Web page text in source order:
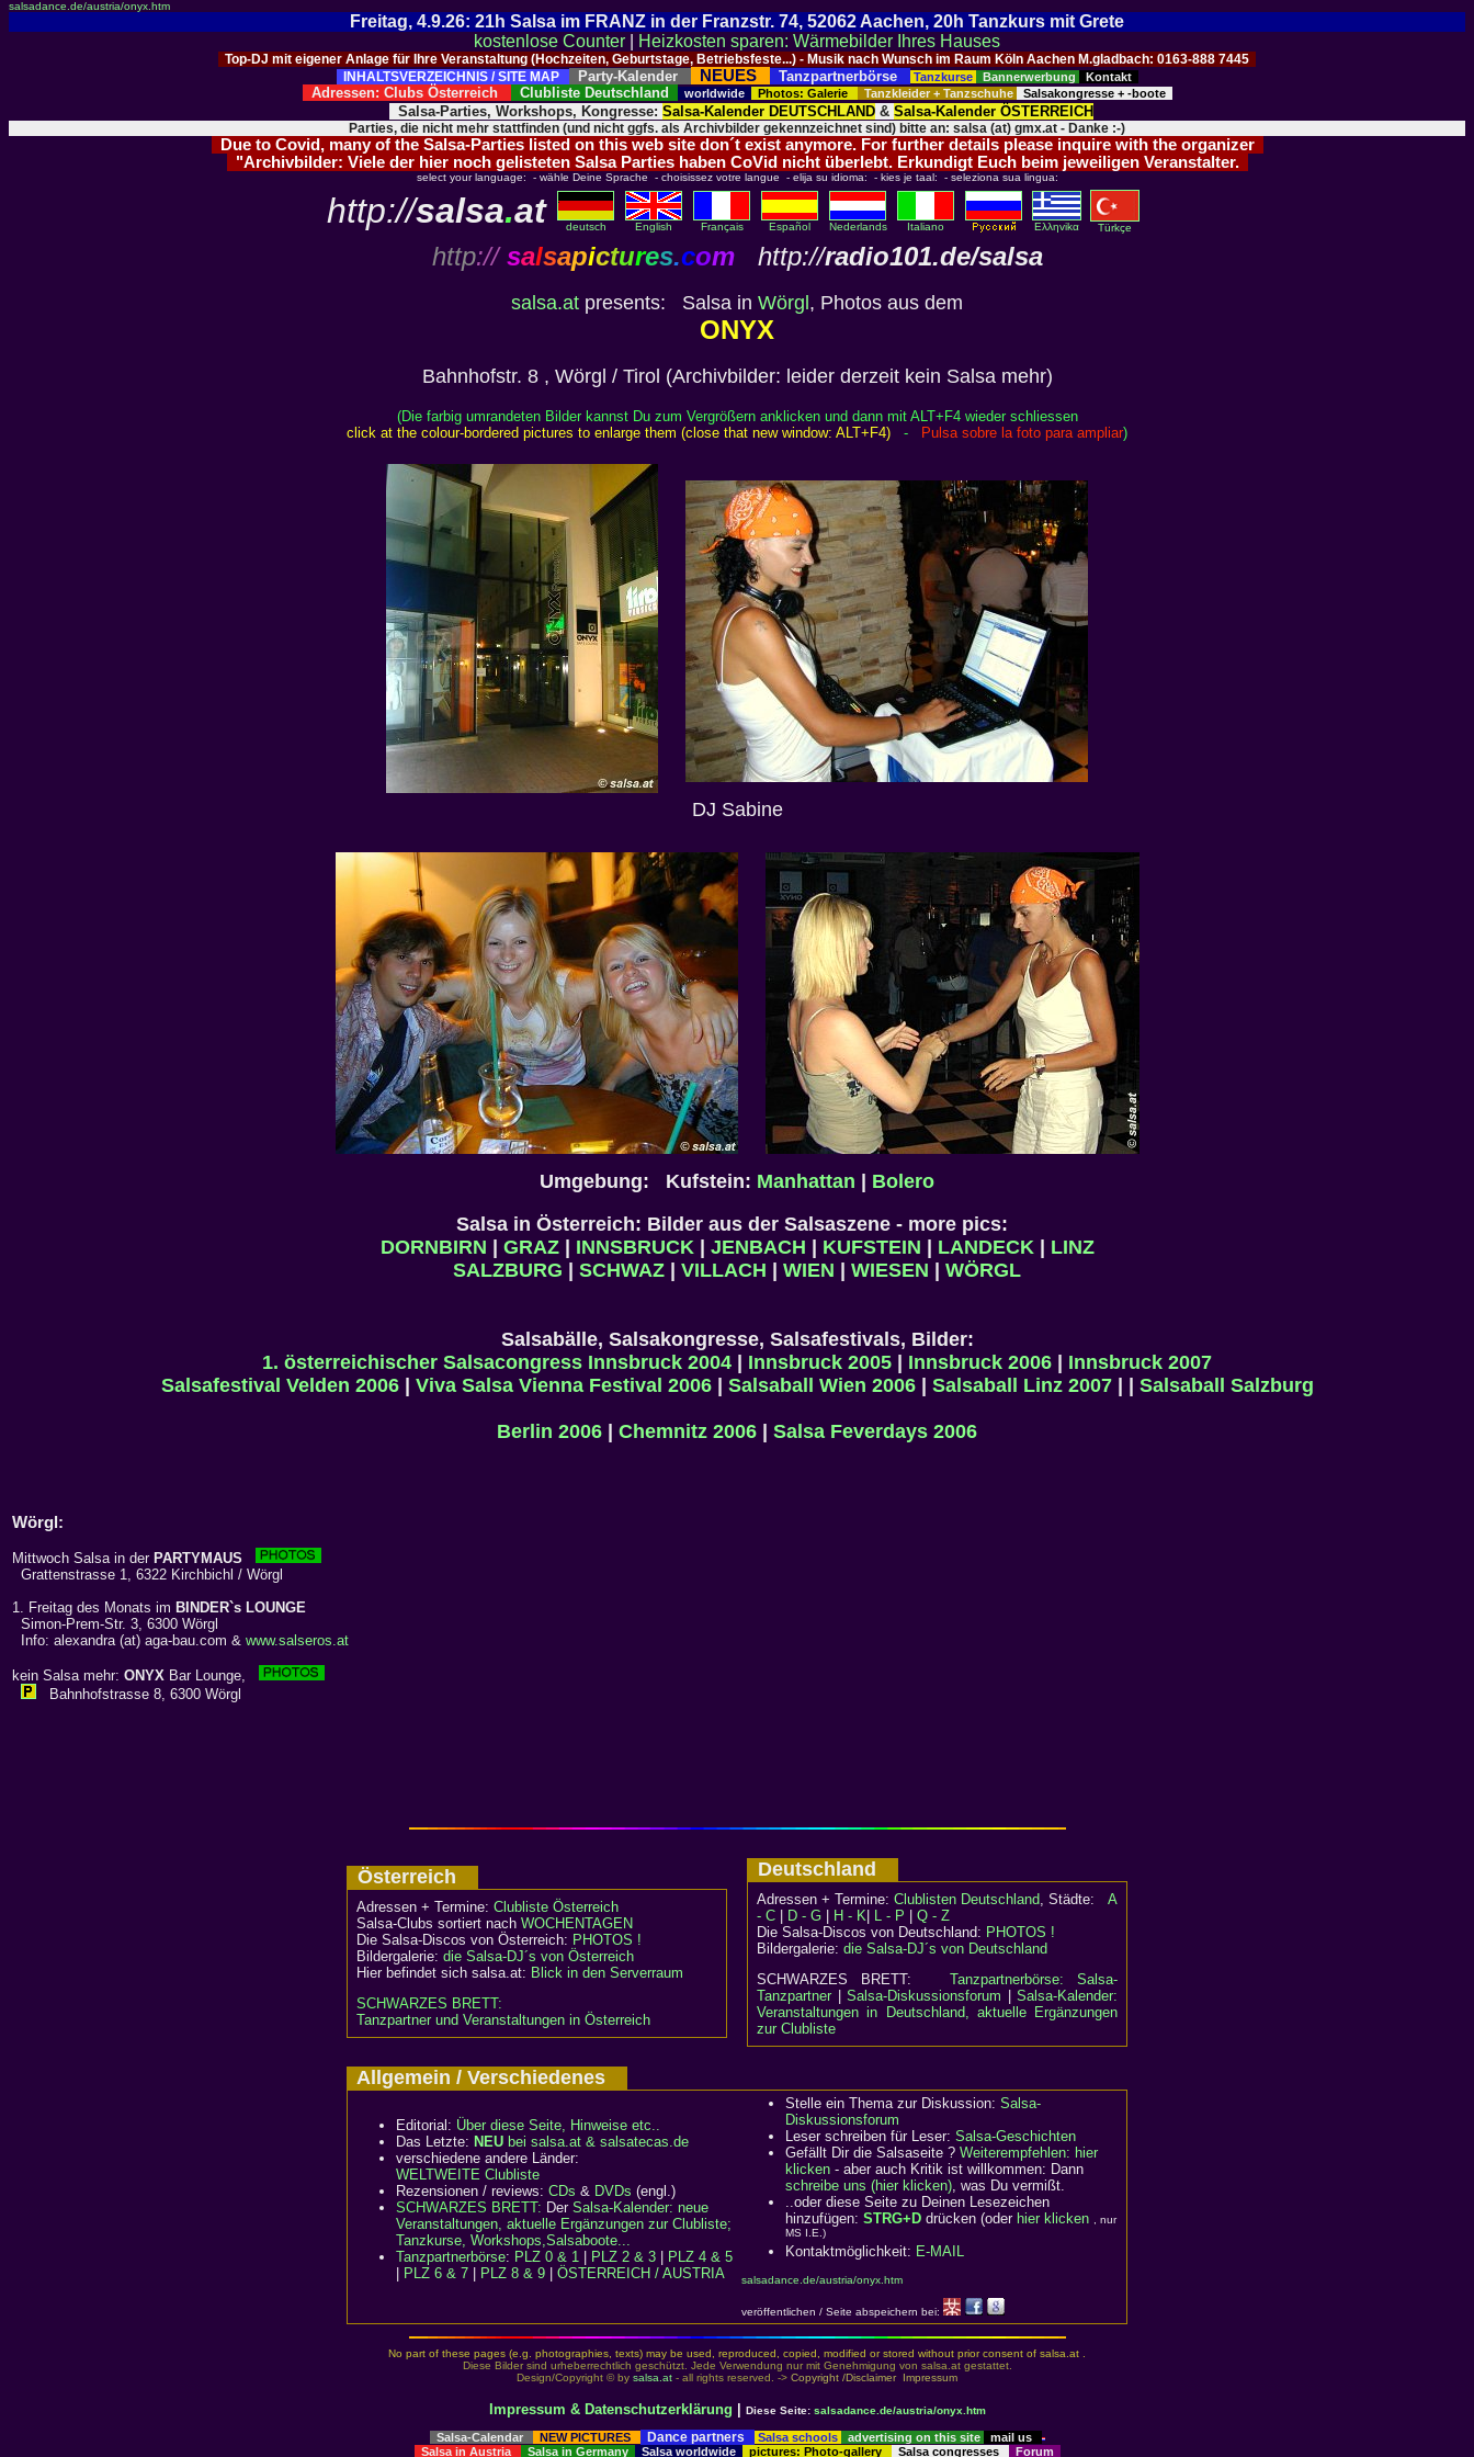
salsadance.de/austria/onyx.htm
Freitag, 4.9.26: 21h Salsa im FRANZ in der Franzstr. 74, 52062 Aachen, 20h Tanzkurs mit Grete
kostenlose Counter
Heizkosten sparen: Wärmebilder Ihres Hauses
Top-DJ mit eigener Anlage für Ihre Veranstaltung (Hochzeiten, Geburtstage, Betriebsfeste...) - Musik nach Wunsch im Raum Köln Aachen M.gladbach: 0163-888 7445
INHALTSVERZEICHNIS / SITE MAP
Party-Kalender NEUES Tanzpartnerbörse Tanzkurse Bannerwerbung Kontakt
Adressen: Clubs Österreich Clubliste Deutschland worldwide Photos: Galerie Tanzkleider + Tanzschuhe Salsakongresse + -boote
Salsa-Parties, Workshops, Kongresse: Salsa-Kalender DEUTSCHLAND & Salsa-Kalender ÖSTERREICH
Parties, die nicht mehr stattfinden (und nicht ggfs. als Archivbilder gekennzeichnet sind) bitte an: salsa (at) gmx.at - Danke :-)
Due to Covid, many of the Salsa-Parties listed on this web site don´t exist anymore. For further details please inquire with the organizer
"Archivbilder: Viele der hier noch gelisteten Salsa Parties haben CoVid nicht überlebt. Erkundigt Euch beim jeweiligen Veranstalter.
select your language: - wähle Deine Sprache - choisissez votre langue - elija su idioma: - kies je taal: - seleziona sua lingua:
http://salsa.at deutsch English Français Español Nederlands Italiano Eλληvikα Türkçe
http:// salsapictures.com http://radio101.de/salsa
salsa.at presents: Salsa in Wörgl , Photos aus dem
ONYX
Bahnhofstr. 8 , Wörgl / Tirol (Archivbilder: leider derzeit kein Salsa mehr)
(Die farbig umrandeten Bilder kannst Du zum Vergrößern anklicken und dann mit ALT+F4 wieder schliessen
click at the colour-bordered pictures to enlarge them (close that new window: ALT+F4)
- Pulsa sobre la foto para ampliar)
DJ Sabine
Umgebung: Kufstein: Manhattan
Bolero
Salsa in Österreich: Bilder aus der Salsaszene - more pics:
DORNBIRN
GRAZ| INNSBRUCK| JENBACH KUFSTEIN LANDECK| LINZ
SALZBURG
SCHWAZ VILLACH WIEN WIESEN WÖRGL
Salsabälle, Salsakongresse, Salsafestivals, Bilder:
1. österreichischer Salsacongress Innsbruck 2004
Innsbruck 2005 Innsbruck 2006
Innsbruck 2007
Salsafestival Velden 2006| Viva Salsa Vienna Festival 2006| Salsaball Wien 2006| Salsaball Linz 2007| | Salsaball Salzburg
Berlin 2006 Chemnitz 2006 Salsa Feverdays 2006
Wörgl:
Mittwoch Salsa in der PARTYMAUS
Grattenstrasse 1, 6322 Kirchbichl / Wörgl
1. Freitag des Monats im BINDER`s LOUNGE
Simon-Prem-Str. 3, 6300 Wörgl
Info: alexandra (at) aga-bau.com & www.salseros.at
kein Salsa mehr: ONYX Bar Lounge,
Bahnhofstrasse 8, 6300 Wörgl
Österreich
Adressen + Termine: Clubliste Österreich
Salsa-Clubs sortiert nach WOCHENTAGEN
Die Salsa-Discos von Österreich: PHOTOS !
Bildergalerie: die Salsa-DJ´s von Österreich
Hier befindet sich salsa.at: Blick in den Serverraum
SCHWARZES BRETT:
Tanzpartner und Veranstaltungen in Österreich
Deutschland
Adressen + Termine: Clublisten Deutschland, Städte: A
- C
D - G H - K L - P
Q - Z
Die Salsa-Discos von Deutschland: PHOTOS !
Bildergalerie: die Salsa-DJ´s von Deutschland
SCHWARZES BRETT:Tanzpartnerbörse: Salsa-
Tanzpartner| Salsa-Diskussionsforum
Salsa-Kalender:
Veranstaltungen in Deutschland, aktuelle Ergänzungen
zur Clubliste
Allgemein / Verschiedenes
Editorial: Über diese Seite, Hinweise etc..
Das Letzte: NEU bei salsa.at & salsatecas.de
verschiedene andere Länder:
WELTWEITE Clubliste
Rezensionen / reviews: CDs & DVDs (engl.)
SCHWARZES BRETT: Der Salsa-Kalender: neue
Veranstaltungen, aktuelle Ergänzungen zur Clubliste;
Tanzkurse, Workshops,Salsaboote...
Tanzpartnerbörse: PLZ 0 & 1 PLZ 2 & 3
PLZ 4 & 5
PLZ 6 & 7 PLZ 8 & 9 ÖSTERREICH / AUSTRIA
Stelle ein Thema zur Diskussion: Salsa-
Diskussionsforum
Leser schreiben für Leser: Salsa-Geschichten
Gefällt Dir die Salsaseite ? Weiterempfehlen: hier
klicken - aber auch Kritik ist willkommen: Dann
schreibe uns (hier klicken), was Du vermißt.
..oder diese Seite zu Deinen Lesezeichen
hinzufügen: STRG+D drücken (oder hier klicken , nur
MS I.E.)
Kontaktmöglichkeit: E-MAIL
salsadance.de/austria/onyx.htm
veröffentlichen / Seite abspeichern bei:
No part of these pages (e.g. photographies, texts) may be used, reproduced, copied, modified or stored without prior consent of salsa.at .
Diese Bilder sind urheberrechtlich geschützt. Jede Verwendung nur mit Genehmigung von salsa.at gestattet.
Design/Copyright © by salsa.at - all rights reserved. -> Copyright /Disclaimer Impressum
Impressum & Datenschutzerklärung Diese Seite: salsadance.de/austria/onyx.htm
Salsa-Calendar NEW PICTURES Dance partners Salsa schools advertising on this site
mail us
Salsa in Austria
Salsa in Germany Salsa worldwide pictures: Photo-gallery Salsa congresses Forum